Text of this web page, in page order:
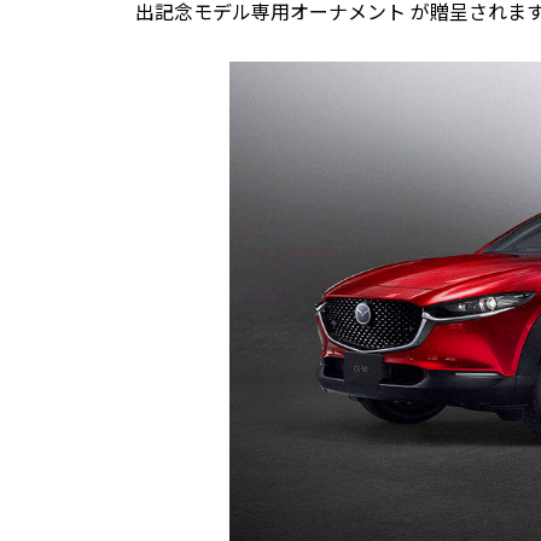
出記念モデル専用オーナメント が贈呈されま